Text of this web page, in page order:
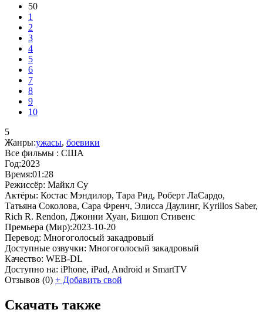
50
1
2
3
4
5
6
7
8
9
10
5
Жанры:ужасы, боевики
Все фильмы : США
Год:2023
Время:01:28
Режиссёр: Майкл Су
Актёры: Костас Мэндилор, Тара Рид, Роберт ЛаСардо,
Татьяна Соколова, Сара Френч, Элисса Даулинг, Kyrillos Saber,
Rich R. Rendon, Джонни Хуан, Бишоп Стивенс
Премьера (Мир):2023-10-20
Перевод: Многоголосый закадровый
Доступные озвучки: Многоголосый закадровый
Качество: WEB-DL
Доступно на: iPhone, iPad, Android и SmartTV
Отзывов (0) + Добавить свой
Скачать также